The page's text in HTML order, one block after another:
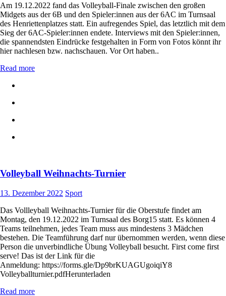
Am 19.12.2022 fand das Volleyball-Finale zwischen den großen
Midgets aus der 6B und den Spieler:innen aus der 6AC im Turnsaal
des Henriettenplatzes statt. Ein aufregendes Spiel, das letztlich mit dem
Sieg der 6AC-Spieler:innen endete. Interviews mit den Spieler:innen,
die spannendsten Eindrücke festgehalten in Form von Fotos könnt ihr
hier nachlesen bzw. nachschauen. Vor Ort haben..
Read more
Volleyball Weihnachts-Turnier
13. Dezember 2022 Sport
Das Vollleyball Weihnachts-Turnier für die Oberstufe findet am
Montag, den 19.12.2022 im Turnsaal des Borg15 statt. Es können 4
Teams teilnehmen, jedes Team muss aus mindestens 3 Mädchen
bestehen. Die Teamführung darf nur übernommen werden, wenn diese
Person die unverbindliche Übung Volleyball besucht. First come first
serve! Das ist der Link für die
Anmeldung: https://forms.gle/Dp9brKUAGUgoiqiY8
Volleyballturnier.pdfHerunterladen
Read more